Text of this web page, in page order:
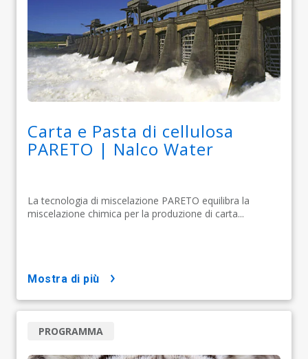
Carta e Pasta di cellulosa
PARETO | Nalco Water
La tecnologia di miscelazione PARETO equilibra la
miscelazione chimica per la produzione di carta...
mostra di più
PROGRAMMA